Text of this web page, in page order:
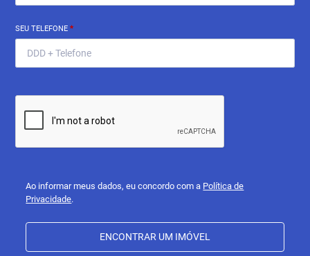
SEU TELEFONE*
Ao informar meus dados, eu concordo com a Política de
Privacidade.
ENCONTRAR UM IMÓVEL